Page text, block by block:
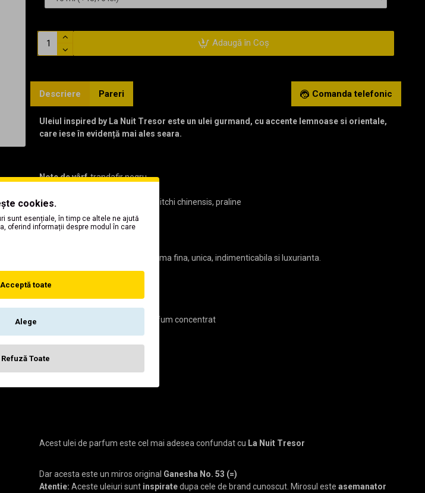
Adaugă în Coş
Descriere Pareri Comanda telefonic
Uleiul inspired by La Nuit Tresor este un ulei gurmand, cu accente lemnoase si orientale,
care iese în evidență mai ales seara.
Note de vârf-trandafir negru
Note de bază
-tămâie, papyrus, litchi chinensis, praline
Grupe de parfumuri
-orientale
Comanda-l acum si poarta o aroma fina, unica, indimenticabila si luxurianta.
◙Recomandat pentru femei
Cantitate: 3,6,10 ml ulei de parfum concentrat
Acest ulei de parfum este cel mai adesea confundat cu La Nuit Tresor
Dar acesta este un miros original Ganesha No. 53 (=)
Atentie: Aceste uleiuri sunt inspiratedupa cele de brand cunoscut. Mirosul este asemanator
cookies.
sunt esențiale, în timp ce altele ne ajută
oferind informații despre modul în care
Acceptă toate
Alege
Refuză Toate